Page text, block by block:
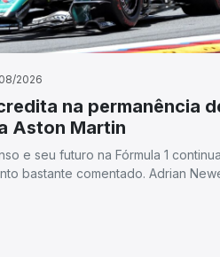
2026
na permanência
Aston Martin
e seu futuro na Fórmula 1
bastante comentado. Adrian